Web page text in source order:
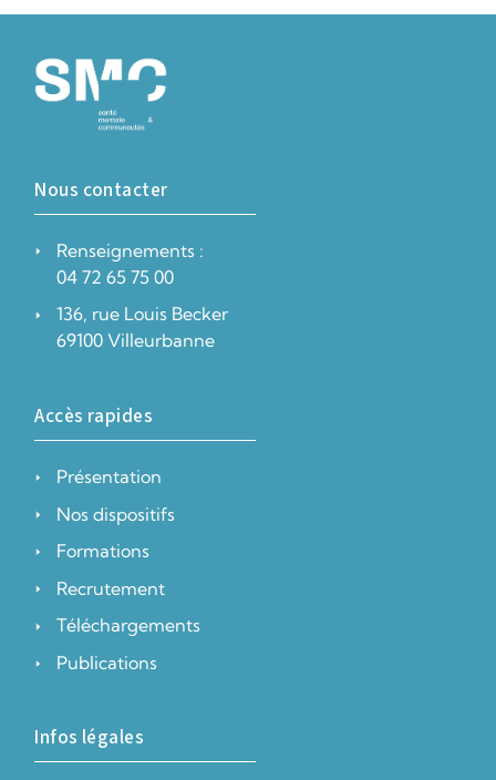
Nous contacter
Renseignements :
04 72 65 75 00
136, rue Louis Becker
69100 Villeurbanne
Accès rapides
Présentation
Nos dispositifs
Formations
Recrutement
Téléchargements
Publications
Infos légales